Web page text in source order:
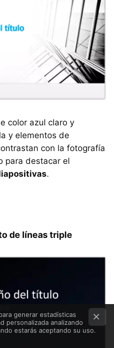
color azul claro y
y elementos de
con la fotografía
para destacar el
.
de líneas triple
generar estadísticas
personalizada analizando
estarás aceptando su uso.